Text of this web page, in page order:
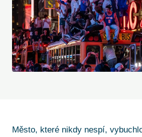
Město, které nikdy nespí,